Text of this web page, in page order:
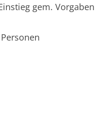
gem. Vorgaben